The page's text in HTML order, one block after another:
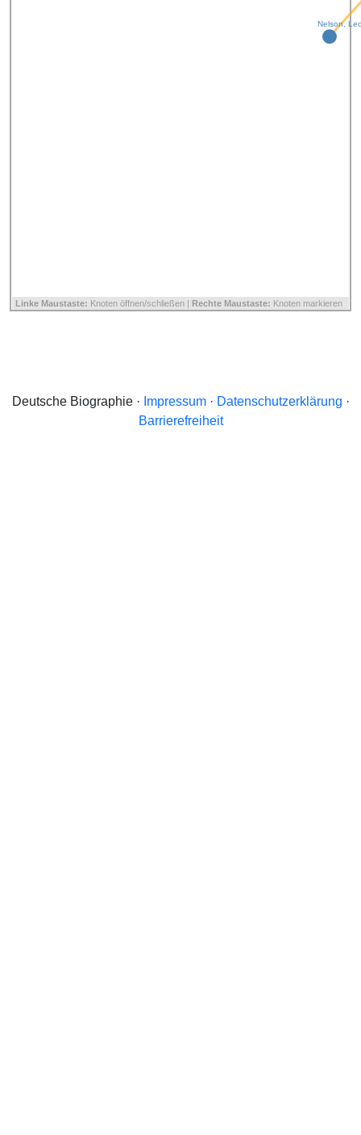
Nelson,
Linke Maustaste: Knoten öffnen/schließen | Rechte Maustaste: Knoten markieren
Deutsche Biographie · Impressum· Datenschutzerklärung ·
Barrierefreiheit